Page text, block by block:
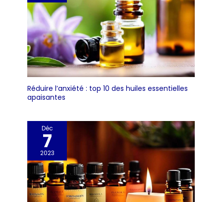
Réduire l’anxiété : top 10 des huiles essentielles
apaisantes
Déc
7
2023